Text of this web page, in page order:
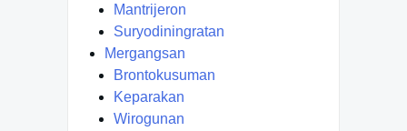
Mantrijeron
Suryodiningratan
Mergangsan
Brontokusuman
Keparakan
Wirogunan